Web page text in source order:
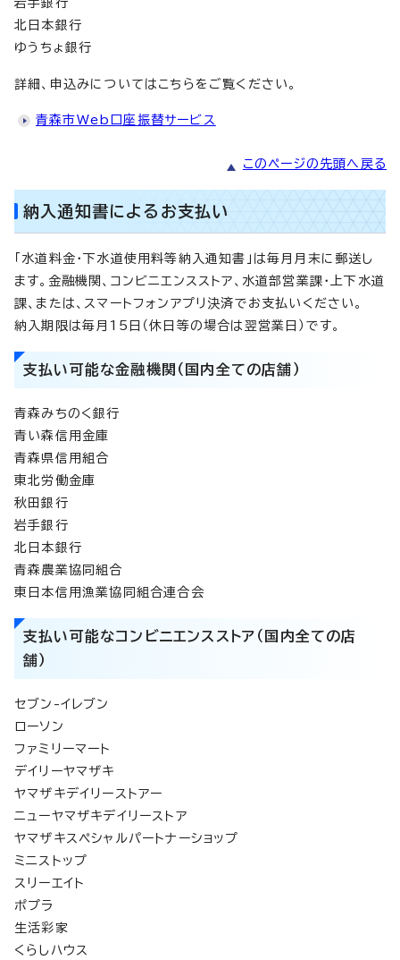
岩手銀行
北日本銀行
ゆうちょ銀行
詳細、申込みについてはこちらをご覧ください。
青森市Web口座振替サービス
このページの先頭へ戻る
納入通知書によるお支払い
「水道料金・下水道使用料等納入通知書」は毎月月末に郵送し
ます。金融機関、コンビニエンスストア、水道部営業課・上下水道
課、または、スマートフォンアプリ決済でお支払いください。
納入期限は毎月15日（休日等の場合は翌営業日）です。
支払い可能な金融機関（国内全ての店舗）
青森みちのく銀行
青い森信用金庫
青森県信用組合
東北労働金庫
秋田銀行
岩手銀行
北日本銀行
青森農業協同組合
東日本信用漁業協同組合連合会
支払い可能なコンビニエンスストア（国内全ての店
舗）
セブン-イレブン
ローソン
ファミリーマート
デイリーヤマザキ
ヤマザキデイリーストアー
ニューヤマザキデイリーストア
ヤマザキスペシャルパートナーショップ
ミニストップ
スリーエイト
ポプラ
生活彩家
くらしハウス